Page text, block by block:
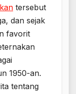
tersebut
dan sejak
favorit
1950-an.
tentang